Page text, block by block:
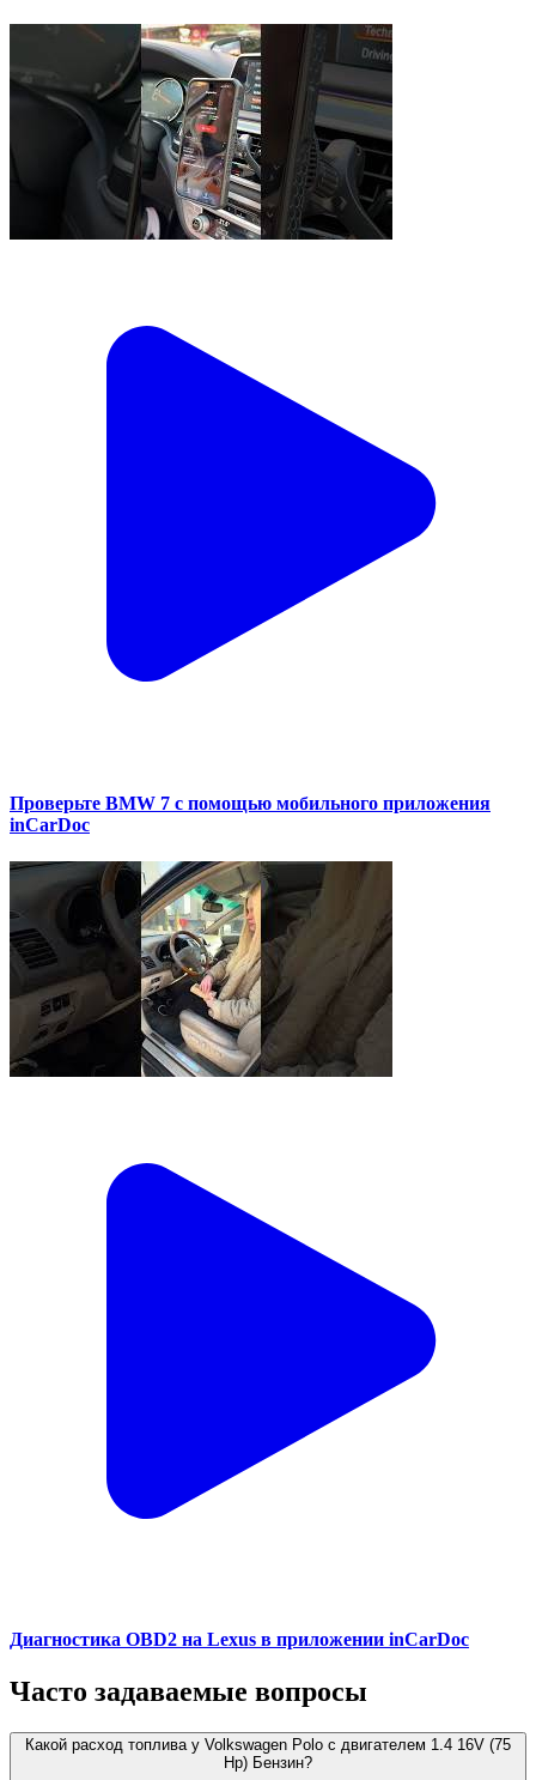
Проверьте BMW 7 с помощью мобильного приложения
inCarDoc
Диагностика OBD2 на Lexus в приложении inCarDoc
Часто задаваемые вопросы
Какой расход топлива у Volkswagen Polo с двигателем 1.4 16V (75
Hp) Бензин?